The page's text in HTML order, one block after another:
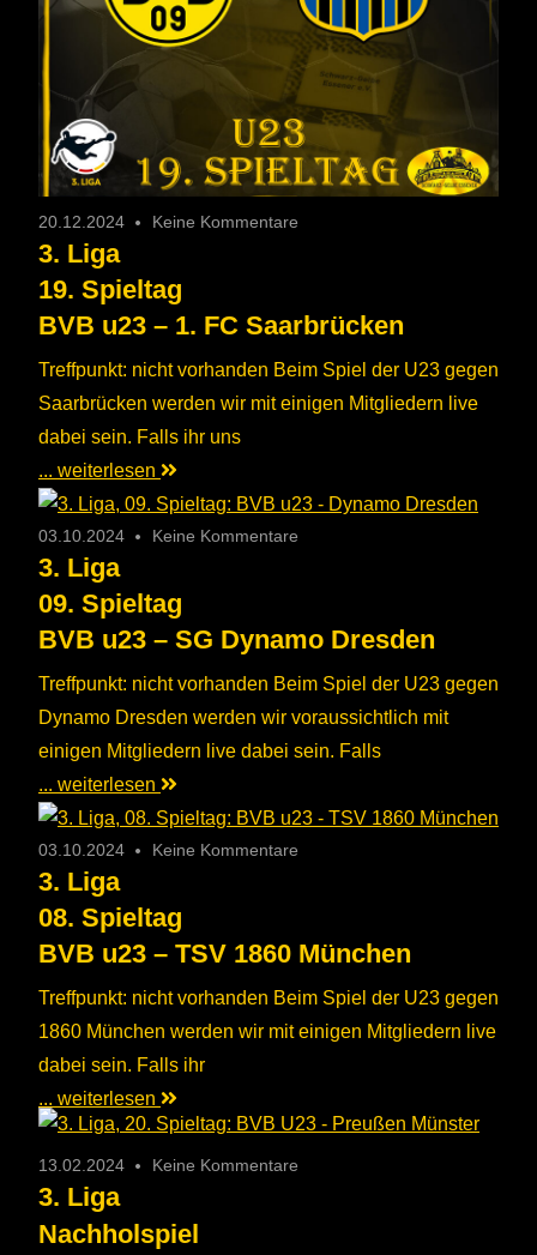
20.12.2024 Keine Kommentare
3. Liga
19. Spieltag
BVB u23 – 1. FC Saarbrücken
Treffpunkt: nicht vorhanden Beim Spiel der U23 gegen
Saarbrücken werden wir mit einigen Mitgliedern live
dabei sein. Falls ihr uns
... weiterlesen
03.10.2024 Keine Kommentare
3. Liga
09. Spieltag
BVB u23 – SG Dynamo Dresden
Treffpunkt: nicht vorhanden Beim Spiel der U23 gegen
Dynamo Dresden werden wir voraussichtlich mit
einigen Mitgliedern live dabei sein. Falls
... weiterlesen
03.10.2024 Keine Kommentare
3. Liga
08. Spieltag
BVB u23 – TSV 1860 München
Treffpunkt: nicht vorhanden Beim Spiel der U23 gegen
1860 München werden wir mit einigen Mitgliedern live
dabei sein. Falls ihr
... weiterlesen
13.02.2024 Keine Kommentare
3. Liga
Nachholspiel